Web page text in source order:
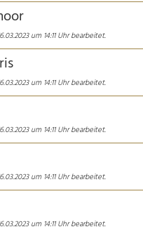
um 14:11 Uhr bearbeitet.
um 14:11 Uhr bearbeitet.
um 14:11 Uhr bearbeitet.
um 14:11 Uhr bearbeitet.
um 14:11 Uhr bearbeitet.